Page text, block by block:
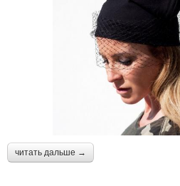
читать дальше →